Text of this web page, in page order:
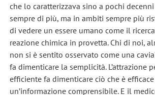
che lo caratterizzava sino a pochi decenni
sempre di più, ma in ambiti sempre più
di vedere un essere umano come il
reazione chimica in provetta. Chi di noi,
non si è sentito osservato come una
fa dimenticare la semplicità. L’attrazione
efficiente fa dimenticare ciò che è
un’informazione comprensibile. E il